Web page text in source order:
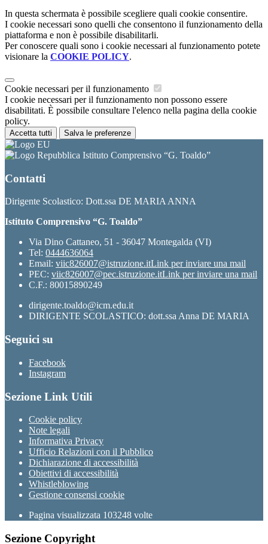
In questa schermata è possibile scegliere quali cookie consentire.
I cookie necessari sono quelli che consentono il funzionamento della
piattaforma e non è possibile disabilitarli.
Per conoscere quali sono i cookie necessari al funzionamento potete
visionare la COOKIE POLICY.
Cookie necessari per il funzionamento
I cookie necessari per il funzionamento non possono essere
disabilitati. È possibile consultare l'elenco nella pagina della cookie
policy.
Accetta tutti Salva le preferenze
Istituto Comprensivo “G. Toaldo”
Contatti
Dirigente Scolastico: Dott.ssa DE MARIA ANNA
Istituto Comprensivo “G. Toaldo”
Via Dino Cattaneo, 51 - 36047 Montegalda (VI)
Tel: 0444636064
Email: viic826007@istruzione.itLink per inviare una mail
PEC: viic826007@pec.istruzione.itLink per inviare una mail
C.F.: 80015890249
dirigente.toaldo@icm.edu.it
DIRIGENTE SCOLASTICO: dott.ssa Anna DE MARIA
Seguici su
Facebook
Instagram
Sezione Link Utili
Cookie policy
Note legali
Informativa Privacy
Ufficio Relazioni con il Pubblico
Dichiarazione di accessibilità
Obiettivi di accessibilità
Whistleblowing
Gestione consensi cookie
Pagina visualizzata 103248 volte
Sezione Copyright